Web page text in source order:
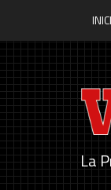
La